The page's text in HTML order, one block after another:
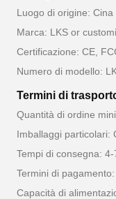
Luogo di origine: Cina
Marca: LKS or
Certificazione: CE,
Numero di modello:
Termini di
Quantità di ordine
Imballaggi particolari:
Tempi di consegna:
Termini di
Capacità di